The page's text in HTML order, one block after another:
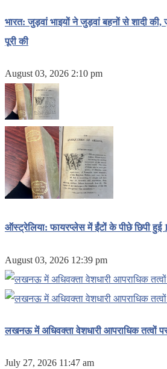
भारत: जुड़वां भाइयों ने जुड़वां बहनों से शादी की,
पूरी की
August 03, 2026 2:10 pm
ऑस्ट्रेलिया: फायरप्लेस में ईंटों के पीछे छिपी हुई
August 03, 2026 12:39 pm
लखनऊ में अधिवक्ता वेशधारी आपराधिक तत्वों
July 27, 2026 11:47 am